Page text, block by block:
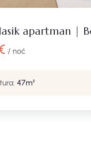
apartman |
/ noć
47m²